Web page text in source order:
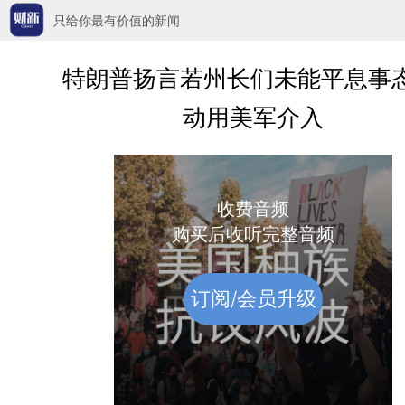
只给你最有价值的新闻
特朗普扬言若州长们未能平息事
动用美军介入
收费音频
购买后收听完整音频
订阅/会员升级